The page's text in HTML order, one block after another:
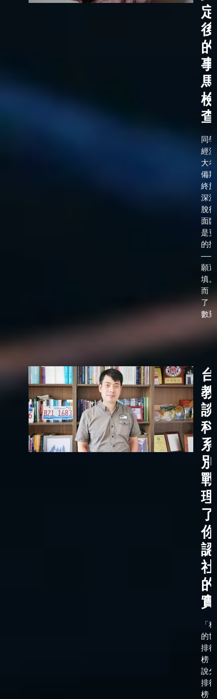
的
檢
同
經
大
備
終
深
脫
面
是
的
——
願選
填
而
了
數
科
實
「
的
排行
榜
說
排行
榜